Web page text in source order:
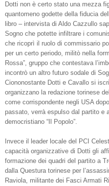
Dotti non è certo stato una mezza
quantomeno godette della fiducia
libro – intervista di Aldo Cazzullo
Sogno che potette infiltrare i
che ricoprì il ruolo di commissario
per un certo periodo, militò nella
Rossa”, gruppo che contestava
incontrò un altro futuro sodale di
Ciononostante Dotti e Cavallo si
organizzano la redazione torinese
come corrispondente negli USA
passato, verrà espulso dal partito e
democristiano “Il Popolo”.
Invece il leader locale del PCI
capacità organizzative di Dotti gli
formazione dei quadri del partito a
dalla Questura torinese per
Raviola, militante dei Fasci Armati